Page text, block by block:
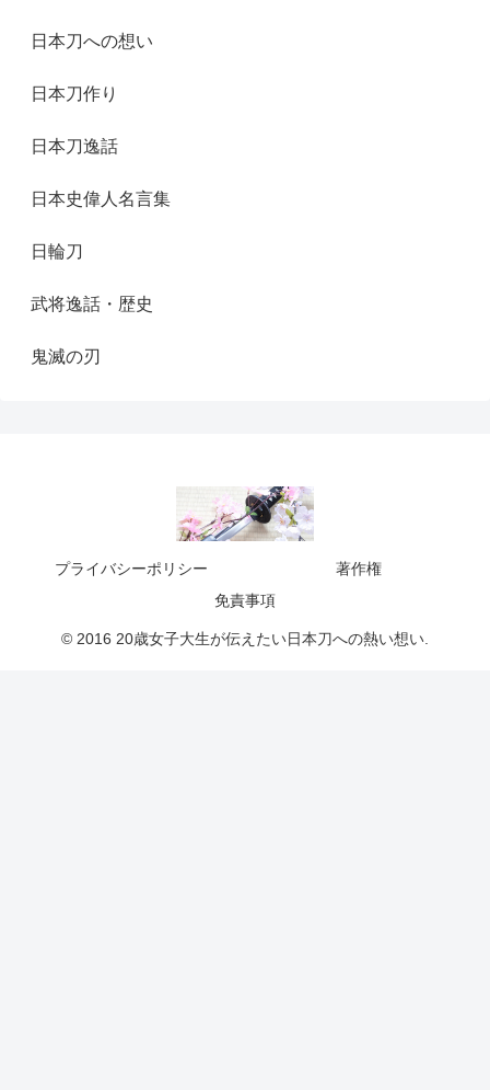
日本刀への想い
日本刀作り
日本刀逸話
日本史偉人名言集
日輪刀
武将逸話・歴史
鬼滅の刃
プライバシーポリシー
著作権
免責事項
© 2016 20歳女子大生が伝えたい日本刀への熱い想い.